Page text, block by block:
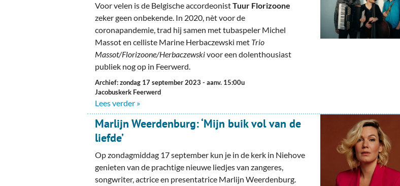
Voor velen is de Belgische accordeonistTuur Florizoone
zeker geen onbekende. In 2020, nèt voor de
coronapandemie, trad hij samen met tubaspeler Michel
Massot en celliste Marine Herbaczewski met Trio
Massot/Florizoone/Herbaczewskivoor een dolenthousiast
publiek nog op in Feerwerd.
Archief: zondag 17 september 2023- aanv. 15:00u
Jacobuskerk Feerwerd
Lees verder »
Marlijn Weerdenburg: ‘Mijn buik vol van de
liefde’
Op zondagmiddag 17 september kun je in de kerk in Niehove
genieten van de prachtige nieuwe liedjes van zangeres,
songwriter, actrice en presentatrice Marlijn Weerdenburg.